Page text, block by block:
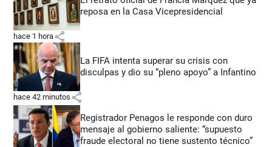
reposa en la Casa Vicepresidencial
hace 1 hora share
La FIFA intenta superar su crisis con
disculpas y dio su “pleno apoyo” a Infantino
hace 42 minutos share
Registrador Penagos le responde con duro
mensaje al gobierno saliente: “supuesto
fraude electoral no tiene sustento técnico”